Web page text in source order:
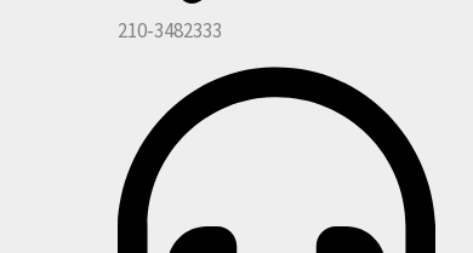
210-3482333